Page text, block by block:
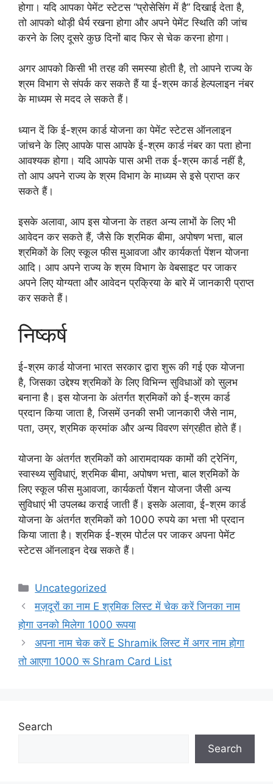
होगा। यदि आपका पेमेंट स्टेटस “प्रोसेसिंग में है” दिखाई देता है,
तो आपको थोड़ी धैर्य रखना होगा और अपने पेमेंट स्थिति की जांच
करने के लिए दूसरे कुछ दिनों बाद फिर से चेक करना होगा।
अगर आपको किसी भी तरह की समस्या होती है, तो आपने राज्य के
श्रम विभाग से संपर्क कर सकते हैं या ई-श्रम कार्ड हेल्पलाइन नंबर
के माध्यम से मदद ले सकते हैं।
ध्यान दें कि ई-श्रम कार्ड योजना का पेमेंट स्टेटस ऑनलाइन
जांचने के लिए आपके पास आपके ई-श्रम कार्ड नंबर का पता होना
आवश्यक होगा। यदि आपके पास अभी तक ई-श्रम कार्ड नहीं है,
तो आप अपने राज्य के श्रम विभाग के माध्यम से इसे प्राप्त कर
सकते हैं।
इसके अलावा, आप इस योजना के तहत अन्य लाभों के लिए भी
आवेदन कर सकते हैं, जैसे कि श्रमिक बीमा, अपोषण भत्ता, बाल
श्रमिकों के लिए स्कूल फीस मुआवजा और कार्यकर्ता पेंशन योजना
आदि। आप अपने राज्य के श्रम विभाग के वेबसाइट पर जाकर
अपने लिए योग्यता और आवेदन प्रक्रिया के बारे में जानकारी प्राप्त
कर सकते हैं।
निष्कर्ष
ई-श्रम कार्ड योजना भारत सरकार द्वारा शुरू की गई एक योजना
है, जिसका उद्देश्य श्रमिकों के लिए विभिन्न सुविधाओं को सुलभ
बनाना है। इस योजना के अंतर्गत श्रमिकों को ई-श्रम कार्ड
प्रदान किया जाता है, जिसमें उनकी सभी जानकारी जैसे नाम,
पता, उम्र, श्रमिक क्रमांक और अन्य विवरण संग्रहीत होते हैं।
योजना के अंतर्गत श्रमिकों को आरामदायक कामों की ट्रेनिंग,
स्वास्थ्य सुविधाएं, श्रमिक बीमा, अपोषण भत्ता, बाल श्रमिकों के
लिए स्कूल फीस मुआवजा, कार्यकर्ता पेंशन योजना जैसी अन्य
सुविधाएं भी उपलब्ध कराई जाती हैं। इसके अलावा, ई-श्रम कार्ड
योजना के अंतर्गत श्रमिकों को 1000 रुपये का भत्ता भी प्रदान
किया जाता है। श्रमिक ई-श्रम पोर्टल पर जाकर अपना पेमेंट
स्टेटस ऑनलाइन देख सकते हैं।
Categories
Uncategorized
मज़दूरों का नाम E श्रमिक लिस्ट में चेक करें जिनका नाम
होगा उनको मिलेगा 1000 रूपया
अपना नाम चेक करें E Shramik लिस्ट में अगर नाम होगा
तो आएगा 1000 रू Shram Card List
Search
Search